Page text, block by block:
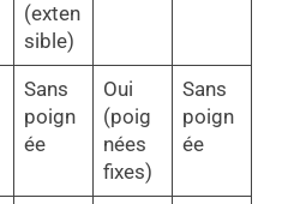
(exten
sible)
Sans
poign
ée
Oui
(poig
nées
fixes)
Sans
poign
ée